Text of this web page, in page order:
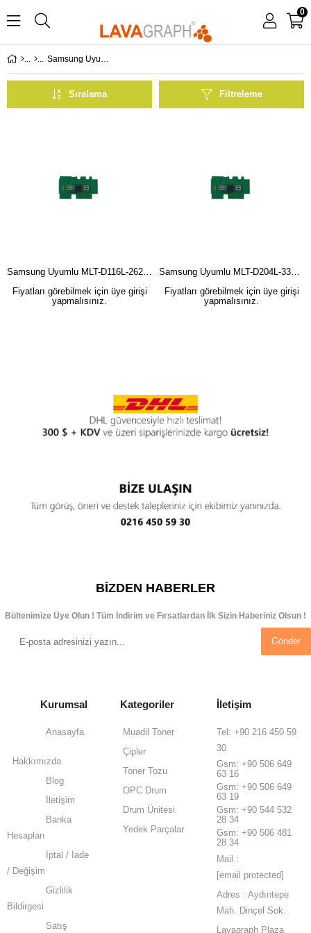
0
Samsung Uyumlu Drum Çipleri
Filtreleme
Sıralama
Samsung Uyumlu MLT-D116L-2625-2875-2825 Drum Çip
Fiyatları görebilmek için üye girişi
yapmalısınız.
Samsung Uyumlu MLT-D204L-3325-3825-4025 Drum Çip
Fiyatları görebilmek için üye girişi
yapmalısınız.
BIZDEN HABERLER
Bültenimize Üye Olun ! Tüm İndirim ve Fırsatlardan İlk Sizin Haberiniz Olsun !
Gönder
Kurumsal
Anasayfa
Hakkımızda
Blog
İletişim
Banka
Hesapları
İptal / İade
/ Değişim
Gizlilik
Bildirgesi
Satış
Kategoriler
Muadil Toner
Çipler
Toner Tozu
OPC Drum
Drum Ünitesi
Yedek Parçalar
İletişim
Tel: +90 216 450 59
30
Gsm:+90 506 649
63 16
Gsm:+90 506 649
63 19
Gsm: +90 544 532
28 34
Gsm: +90 506 481
28 34
Mail :
[email protected]
Adres : Aydıntepe
Mah. Dinçel Sok.
Lavagraph Plaza